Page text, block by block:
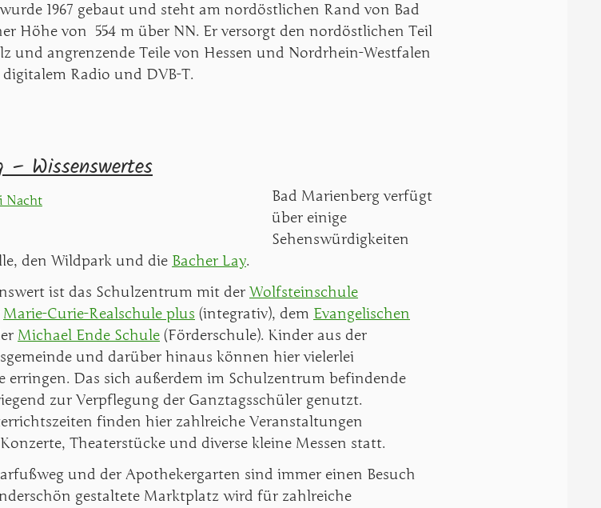
1967 gebaut und steht am nordöstlichen Rand von Bad
Höhe von 554 m über NN. Er versorgt den nordöstlichen Teil
und angrenzende Teile von Hessen und Nordrhein-Westfalen
Radio und DVB-T.
– Wissenswertes
Bad Marienberg verfügt
über einige
Sehenswürdigkeiten
den Wildpark und die Bacher Lay.
ist das Schulzentrum mit der Wolfsteinschule
Marie-Curie-Realschule plus (integrativ), dem Evangelischen
Michael Ende Schule (Förderschule). Kinder aus der
und darüber hinaus können hier vielerlei
erringen. Das sich außerdem im Schulzentrum befindende
zur Verpflegung der Ganztagsschüler genutzt.
finden hier zahlreiche Veranstaltungen
Theaterstücke und diverse kleine Messen statt.
und der Apothekergarten sind immer einen Besuch
gestaltete Marktplatz wird für zahlreiche